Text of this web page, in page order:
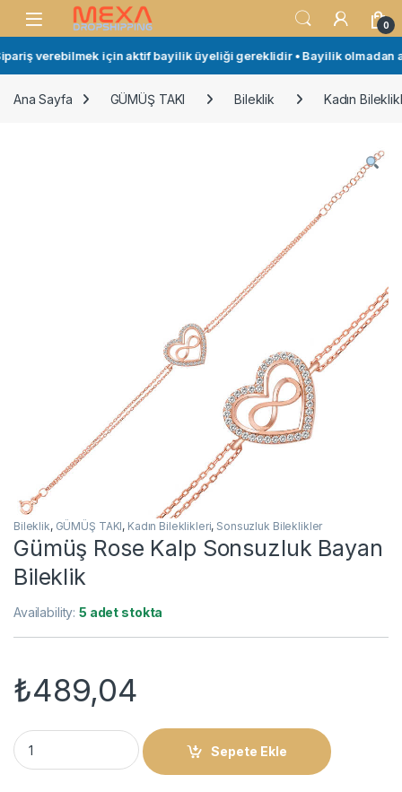
Skip to navigation
Skip to content
Open 0
verebilmek için aktif bayilik üyeliği gereklidir • Bayilik olmadan
Ana Sayfa GÜMÜŞ TAKI Bileklik Kadın
Bileklik, GÜMÜŞ TAKI, Kadın Bileklikleri, Sonsuzluk Bileklikler
Gümüş Rose Kalp Sonsuzluk Bayan
Bileklik
Availability:5 adet stokta
₺489,04
Gümüş Rose Kalp Sonsuzluk Bayan Bileklik quantity
Sepete Ekle